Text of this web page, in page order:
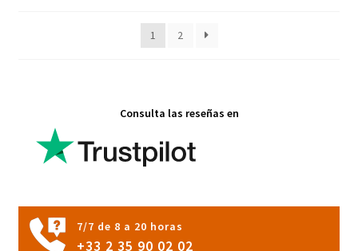
1 2
Consulta las reseñas en
7/7 de 8 a 20 horas
+33 2 35 90 02 02